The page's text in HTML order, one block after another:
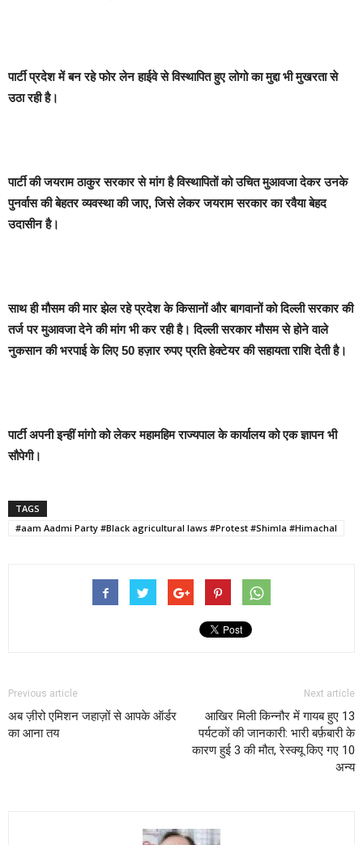
पार्टी प्रदेश में बन रहे फोर लेन हाईवे से विस्थापित हुए लोगो का मुद्दा भी मुखरता से
उठा रही है।
पार्टी की जयराम ठाकुर सरकार से मांग है विस्थापितों को उचित मुआवजा देकर उनके
पुनर्वास की बेहतर व्यवस्था की जाए, जिसे लेकर जयराम सरकार का रवैया बेहद
उदासीन है।
साथ ही मौसम की मार झेल रहे प्रदेश के किसानों और बागवानों को दिल्ली सरकार की
तर्ज पर मुआवजा देने की मांग भी कर रही है। दिल्ली सरकार मौसम से होने वाले
नुकसान की भरपाई के लिए 50 हज़ार रुपए प्रति हेक्टेयर की सहायता राशि देती है।
पार्टी अपनी इन्हीं मांगो को लेकर महामहिम राज्यपाल के कार्यालय को एक ज्ञापन भी
सौपेगी।
TAGS
#aam Aadmi Party #Black agricultural laws #Protest #Shimla #Himachal
Previous article
अब ज़ीरो एमिशन जहाज़ों से आपके ऑर्डर
का आना तय
Next article
आखिर मिली किन्नौर में गायब हुए 13
पर्यटकों की जानकारी: भारी बर्फ़बारी के
कारण हुई 3 की मौत, रेस्क्यू किए गए 10
अन्य